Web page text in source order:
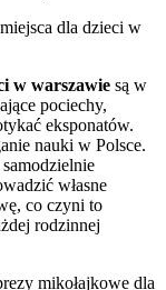
dla dzieci w
w warszawie są w
pociechy,
eksponatów.
nauki w Polsce.
własne
co czyni to
rodzinnej
mikołajkowe dla